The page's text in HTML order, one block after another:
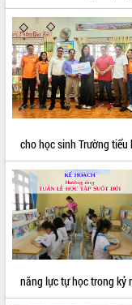
VIDEO
cho học sinh Trường tiểu
năng lực tự học trong kỷ